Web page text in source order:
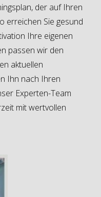
der auf Ihren
erreichen Sie gesund
Ihre eigenen
passen wir den
aktuellen
Ihn nach Ihren
Experten-Team
mit wertvollen